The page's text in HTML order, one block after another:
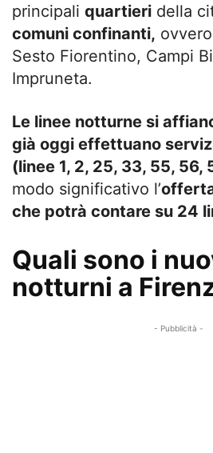
principali quartieri della
comuni confinanti,
Sesto Fiorentino, Campi
Impruneta.
Le linee notturne si
già oggi effettuano
(linee 1, 2, 25, 33, 55, 56,
modo significativo l’
che potrà contare su 24
Quali sono i
notturni a
- Pubblicità -